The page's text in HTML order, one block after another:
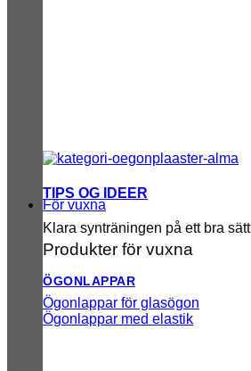
TIPS OG IDEER
Klara synträningen på ett bra sätt
För vuxna
Produkter för vuxna
ÖGONLAPPAR
Ögonlappar för glasögon
Ögonlappar med elastik